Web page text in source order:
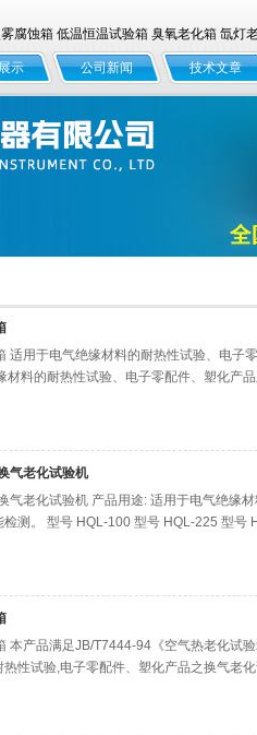
腐蚀箱 低温恒温试验箱 臭氧老化箱 氙灯
示 公司新闻 技术文章
适用于电气绝缘材料的耐热性试验、电子
料的耐热性试验、电子零配件、塑化产
气老化试验机
气老化试验机 产品用途: 适用于电气绝缘
测。 型号 HQL-100 型号 HQL-225 型号
本产品满足JB/T7444-94《空气热老化试
性试验,电子零配件、塑化产品之换气老化